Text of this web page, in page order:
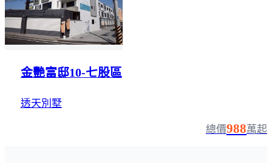
金艷富邸10-七股區
透天別墅
總價988萬起